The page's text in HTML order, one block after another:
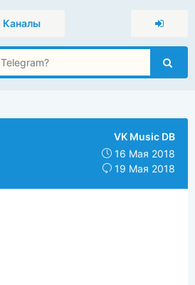
Каналы
VK Music DB
16 Мая 2018
19 Мая 2018